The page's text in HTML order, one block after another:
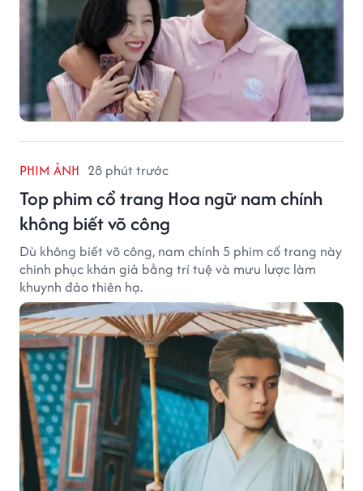
PHIM ẢNH 28 phút trước
Top phim cổ trang Hoa ngữ nam chính
không biết võ công
Dù không biết võ công, nam chính 5 phim cổ trang này
chinh phục khán giả bằng trí tuệ và mưu lược làm
khuynh đảo thiên hạ.